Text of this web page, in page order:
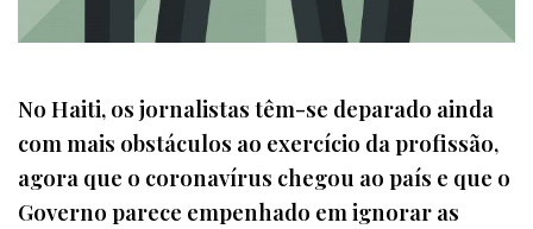
No Haiti, os jornalistas têm-se deparado ainda
com mais obstáculos ao exercício da profissão,
agora que o coronavírus chegou ao país e que o
Governo parece empenhado em ignorar as